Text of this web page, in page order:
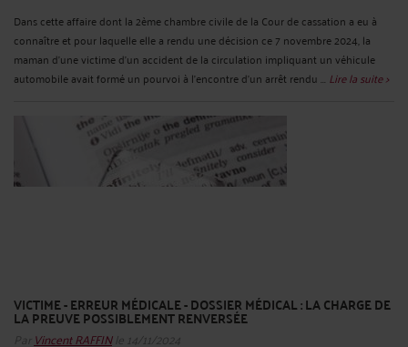
Dans cette affaire dont la 2ème chambre civile de la Cour de cassation a eu à
connaître et pour laquelle elle a rendu une décision ce 7 novembre 2024, la
maman d'une victime d'un accident de la circulation impliquant un véhicule
automobile avait formé un pourvoi à l'encontre d'un arrêt rendu ... Lire la suite >
VICTIME - ERREUR MÉDICALE - DOSSIER MÉDICAL : LA CHARGE DE
LA PREUVE POSSIBLEMENT RENVERSÉE
Par Vincent RAFFINle 14/11/2024